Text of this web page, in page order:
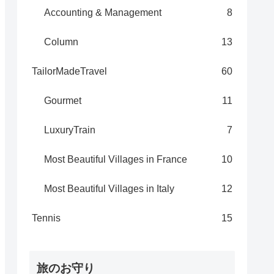
Accounting & Management 8
Column 13
TailorMadeTravel 60
Gourmet 11
LuxuryTrain 7
Most Beautiful Villages in France 10
Most Beautiful Villages in Italy 12
Tennis 15
旅のお守り